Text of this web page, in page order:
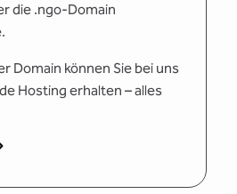
die .ngo-Domain
Domain können Sie bei uns
Hosting erhalten – alles